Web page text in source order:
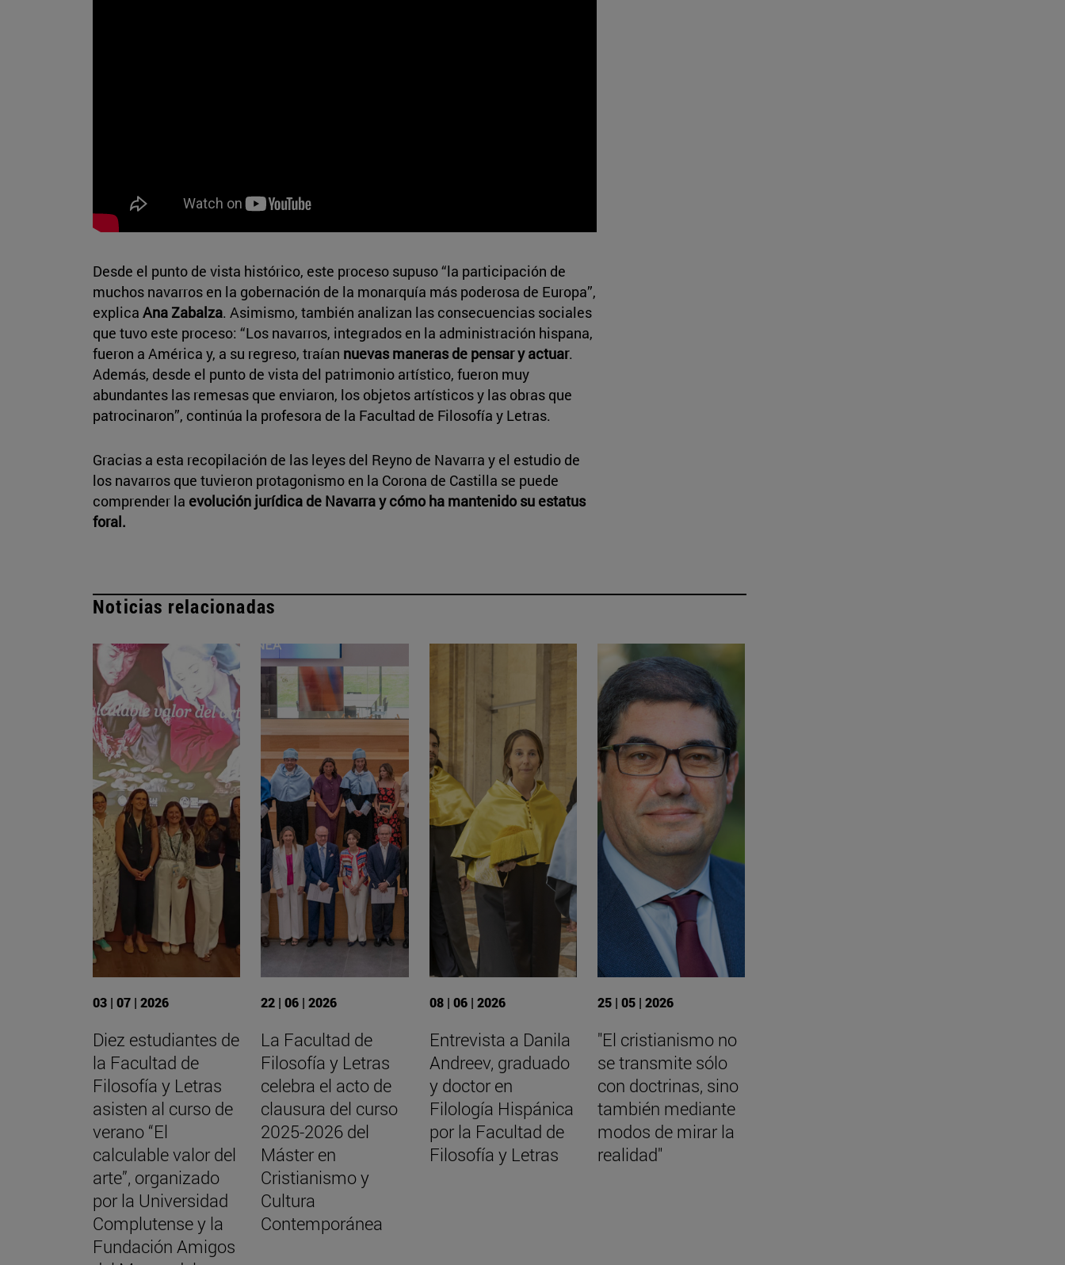
Desde el punto de vista histórico, este proceso supuso “la participación de
muchos navarros en la gobernación de la monarquía más poderosa de Europa”,
explica Ana Zabalza. Asimismo, también analizan las consecuencias sociales
que tuvo este proceso: “Los navarros, integrados en la administración hispana,
fueron a América y, a su regreso, traían nuevas maneras de pensar y actuar.
Además, desde el punto de vista del patrimonio artístico, fueron muy
abundantes las remesas que enviaron, los objetos artísticos y las obras que
patrocinaron”, continúa la profesora de la Facultad de Filosofía y Letras.
Gracias a esta recopilación de las leyes del Reyno de Navarra y el estudio de
los navarros que tuvieron protagonismo en la Corona de Castilla se puede
comprender la evolución jurídica de Navarra y cómo ha mantenido su estatus
foral.
Noticias relacionadas
03 | 07 | 2026
Diez estudiantes de
la Facultad de
Filosofía y Letras
asisten al curso de
verano “El
calculable valor del
arte”, organizado
por la Universidad
Complutense y la
Fundación Amigos
22 | 06 | 2026
La Facultad de
Filosofía y Letras
celebra el acto de
clausura del curso
2025-2026 del
Máster en
Cristianismo y
Cultura
Contemporánea
08 | 06 | 2026
Entrevista a Danila
Andreev, graduado
y doctor en
Filología Hispánica
por la Facultad de
Filosofía y Letras
25 | 05 | 2026
"El cristianismo no
se transmite sólo
con doctrinas, sino
también mediante
modos de mirar la
realidad"